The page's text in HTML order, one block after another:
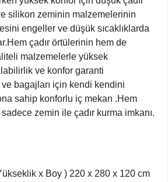
ve silikon zeminin malzemelerinin
engeller ve düşük sıcaklıklarda
çadır örtülerinin hem de
malzemelerle yüksek
ve konfor garanti
bagajları için kendi kendini
sahip konforlu iç mekan .Hem
zemin ile çadır kurma imkanı.
x Boy ) 220 x 280 x 120 cm